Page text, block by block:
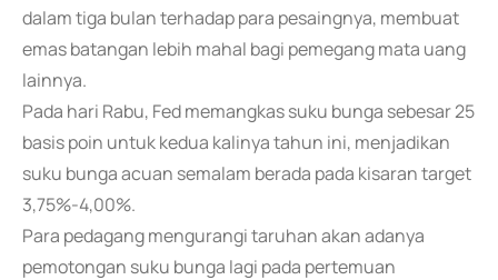
dalam tiga bulan terhadap para pesaingnya, membuat
emas batangan lebih mahal bagi pemegang mata uang
lainnya.
Pada hari Rabu, Fed memangkas suku bunga sebesar 25
basis poin untuk kedua kalinya tahun ini, menjadikan
suku bunga acuan semalam berada pada kisaran target
3,75%-4,00%.
Para pedagang mengurangi taruhan akan adanya
pemotongan suku bunga lagi pada pertemuan